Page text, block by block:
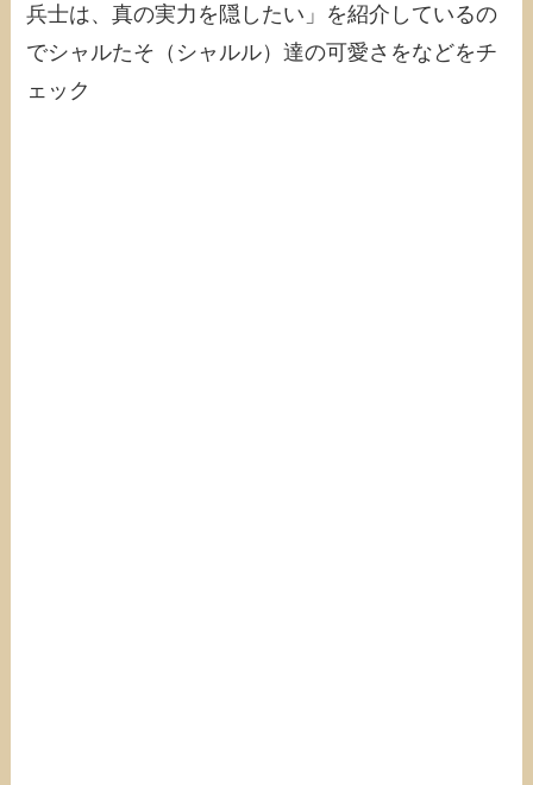
兵士は、真の実力を隠したい」を紹介しているの
でシャルたそ（シャルル）達の可愛さをなどをチ
ェック